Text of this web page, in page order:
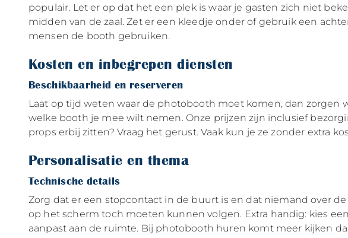
populair. Let er op dat het een plek is waar je gasten zich niet
midden van de zaal. Zet er een kleedje onder of gebruik een
mensen de booth gebruiken.
Kosten en inbegrepen diensten
Beschikbaarheid en reserveren
Laat op tijd weten waar de photobooth moet komen, dan zorgen
welke booth je mee wilt nemen. Onze prijzen zijn inclusief
props erbij zitten? Vraag het gerust. Vaak kun je ze zonder extra
Personalisatie en thema
Technische details
Zorg dat er een stopcontact in de buurt is en dat niemand over
op het scherm toch moeten kunnen volgen. Extra handig: kies
aanpast aan de ruimte. Bij photobooth huren komt meer kijken